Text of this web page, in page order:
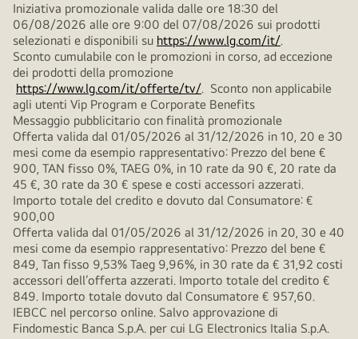
Iniziativa promozionale valida dalle ore 18:30 del
06/08/2026 alle ore 9:00 del 07/08/2026 sui prodotti
selezionati e disponibili su https://www.lg.com/it/.
Sconto cumulabile con le promozioni in corso, ad eccezione
dei prodotti della promozione
https://www.lg.com/it/offerte/tv/. Sconto non applicabile
agli utenti Vip Program e Corporate Benefits
Messaggio pubblicitario con finalità promozionale
Offerta valida dal 01/05/2026 al 31/12/2026 in 10, 20 e 30
mesi come da esempio rappresentativo: Prezzo del bene €
900, TAN fisso 0%, TAEG 0%, in 10 rate da 90 €, 20 rate da
45 €, 30 rate da 30 € spese e costi accessori azzerati.
Importo totale del credito e dovuto dal Consumatore: €
900,00
Offerta valida dal 01/05/2026 al 31/12/2026 in 20, 30 e 40
mesi come da esempio rappresentativo: Prezzo del bene €
849, Tan fisso 9,53% Taeg 9,96%, in 30 rate da € 31,92 costi
accessori dell’offerta azzerati. Importo totale del credito €
849. Importo totale dovuto dal Consumatore € 957,60.
IEBCC nel percorso online. Salvo approvazione di
Findomestic Banca S.p.A. per cui LG Electronics Italia S.p.A.